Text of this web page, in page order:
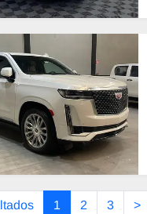
1 2 3 >